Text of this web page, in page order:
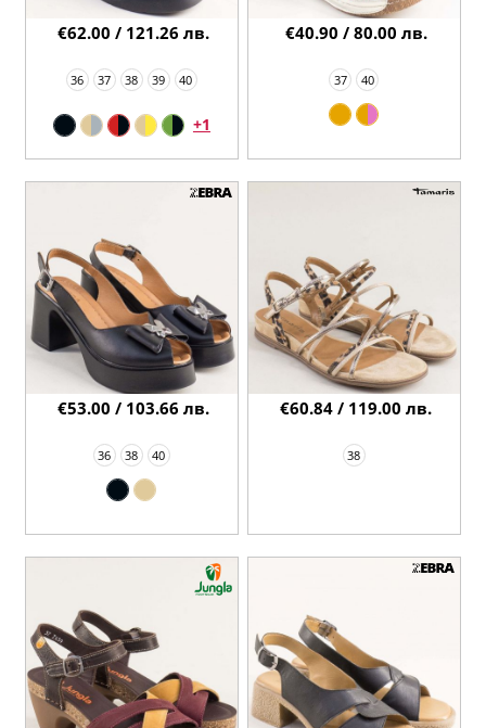
36 37 38 39 40
+1
€62.00 / 121.26 лв.
37 40
€40.90 / 80.00 лв.
36 38 40
€53.00 / 103.66 лв.
38
€60.84 / 119.00 лв.